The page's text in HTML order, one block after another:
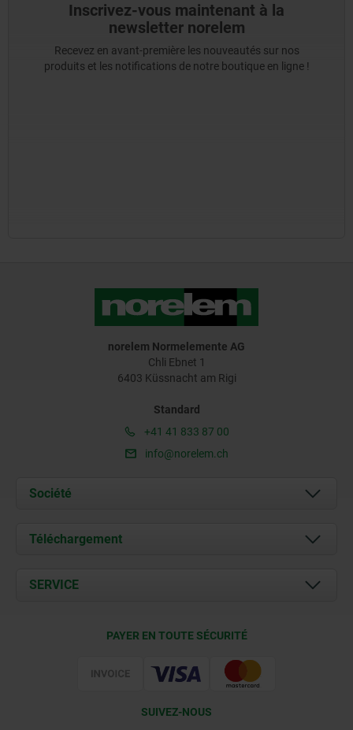
Inscrivez-vous maintenant à la
newsletter norelem
Recevez en avant-première les nouveautés sur nos
produits et les notifications de notre boutique en ligne !
norelem Normelemente AG
Chli Ebnet 1
6403 Küssnacht am Rigi
Standard
+41 41 833 87 00
info@norelem.ch
Société
À propos de nous
Contact
Téléchargement
Documents
SERVICE
PAYER EN TOUTE SÉCURITÉ
SUIVEZ-NOUS